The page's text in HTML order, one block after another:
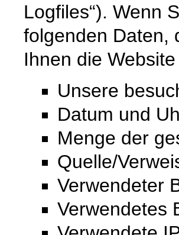
Logfiles“). Wenn
folgenden Daten,
Ihnen die
Unsere
Datum und
Menge der
Quelle/
Verwendeter
Verwendetes